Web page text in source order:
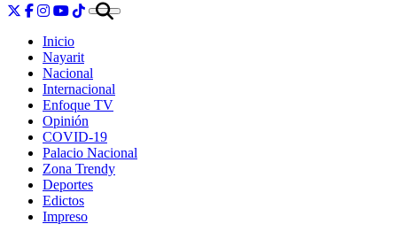
Inicio
Nayarit
Nacional
Internacional
Enfoque TV
Opinión
COVID-19
Palacio Nacional
Zona Trendy
Deportes
Edictos
Impreso